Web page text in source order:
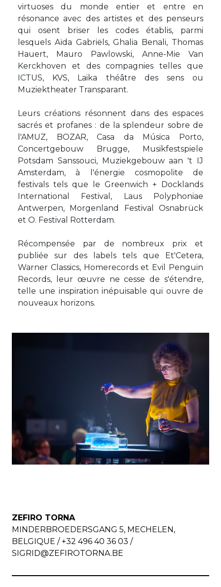
virtuoses du monde entier et entre en
résonance avec des artistes et des penseurs
qui osent briser les codes établis, parmi
lesquels Aïda Gabriëls, Ghalia Benali, Thomas
Hauert, Mauro Pawlowski, Anne-Mie Van
Kerckhoven et des compagnies telles que
ICTUS, KVS, Laika théâtre des sens ou
Muziektheater Transparant.
Leurs créations résonnent dans des espaces
sacrés et profanes : de la splendeur sobre de
l'AMUZ, BOZAR, Casa da Música Porto,
Concertgebouw Brugge, Musikfestspiele
Potsdam Sanssouci, Muziekgebouw aan 't IJ
Amsterdam, à l'énergie cosmopolite de
festivals tels que le Greenwich + Docklands
International Festival, Laus Polyphoniae
Antwerpen, Morgenland Festival Osnabrück
et O. Festival Rotterdam.
Récompensée par de nombreux prix et
publiée sur des labels tels que Et'Cetera,
Warner Classics, Homerecords et Evil Penguin
Records, leur œuvre ne cesse de s'étendre,
telle une inspiration inépuisable qui ouvre de
nouveaux horizons.
ZEFIRO TORNA
MINDERBROEDERSGANG 5, MECHELEN,
BELGIQUE / +32 496 40 36 03 /
SIGRID@ZEFIROTORNA.BE